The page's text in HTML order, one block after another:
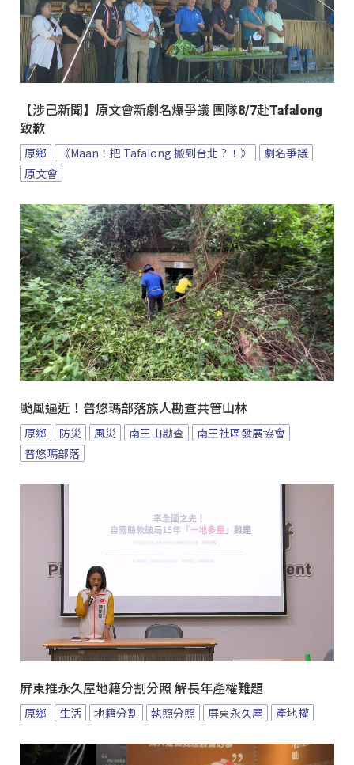
【涉己新聞】原文會新劇名爆爭議 團隊8/7赴Tafalong
致歉
原鄉 《Maan！把 Tafalong 搬到台北？！》
劇名爭議
原文會
颱風逼近！普悠瑪部落族人勘查共管山林
原鄉 防災 風災 南王山勘查
南王社區發展協會
普悠瑪部落
屏東推永久屋地籍分割分照 解長年產權難題
原鄉 生活 地籍分割 執照分照 屏東永久屋 產地權